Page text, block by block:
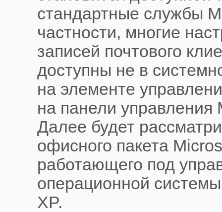
стандартные службы
частности, многие
записей почтового
доступны не в
на элементе
на панели управления
Далее будет
офисного пакета
работающего под
операционной
XP.